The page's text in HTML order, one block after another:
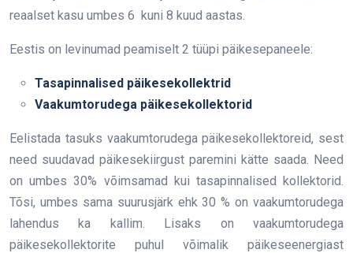
reaalset kasu umbes 6 kuni 8 kuud aastas.
Eestis on levinumad peamiselt 2 tüüpi päikesepaneele:
Tasapinnalised päikesekollektrid
Vaakumtorudega päikesekollektorid
Eelistada tasuks vaakumtorudega päikesekollektoreid, sest
need suudavad päikesekiirgust paremini kätte saada. Need
on umbes 30% võimsamad kui tasapinnalised kollektorid.
Tõsi, umbes sama suurusjärk ehk 30 % on vaakumtorudega
lahendus ka kallim. Lisaks on vaakumtorudega
päikesekollektorite puhul võimalik päikeseenergiast